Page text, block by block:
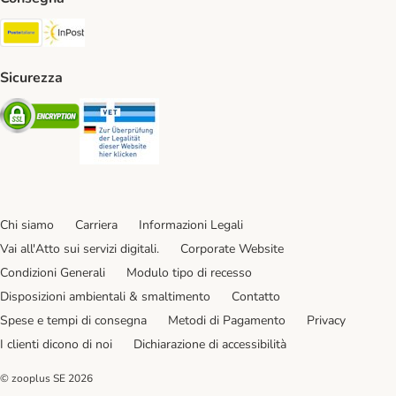
Poste Italiane. Shipping Method
Sicurezza
Security
Chi siamo Carriera
Informazioni Legali
Vai all'Atto sui servizi digitali.
Corporate Website
Condizioni Generali
Modulo tipo di recesso
Disposizioni ambientali & smaltimento
Contatto
Spese e tempi di consegna
Metodi di Pagamento
Privacy
I clienti dicono di noi
Dichiarazione di accessibilità
© zooplus SE 2026